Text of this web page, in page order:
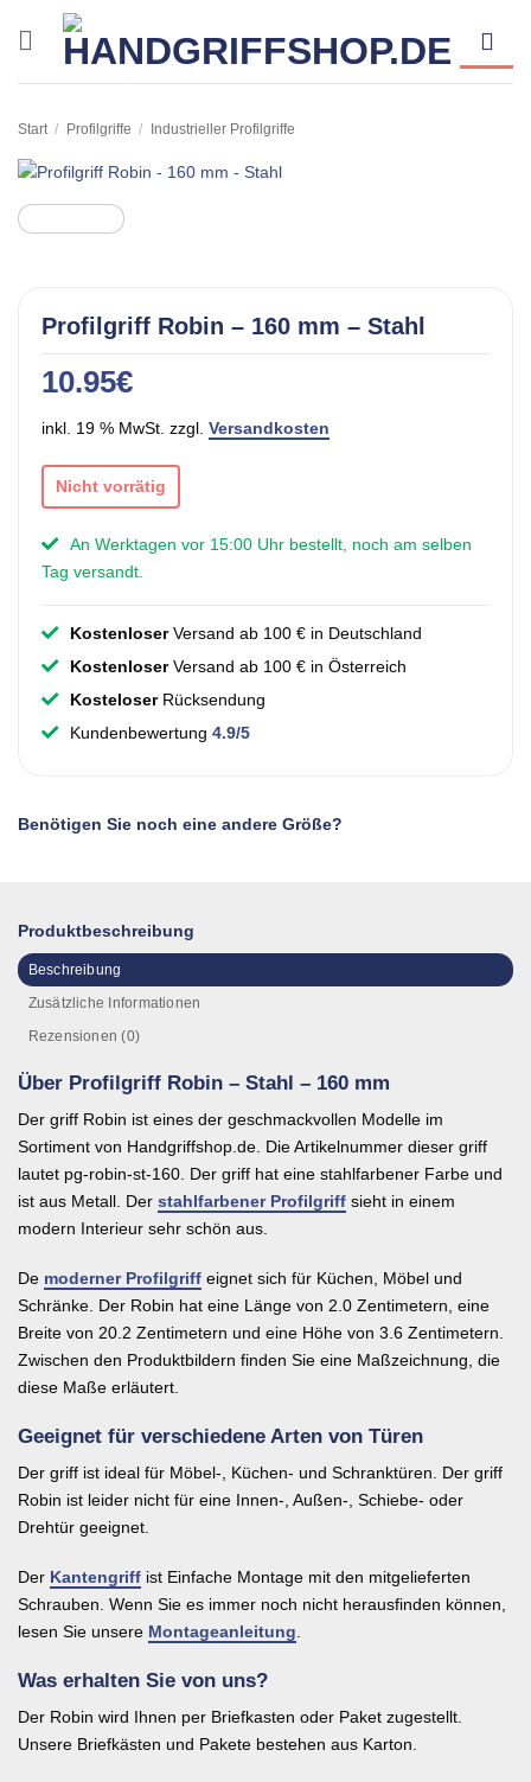
Start / Profilgriffe / Industrieller Profilgriffe
Profilgriff Robin – 160 mm – Stahl
10.95€
inkl. 19 % MwSt. zzgl. Versandkosten
Nicht vorrätig
An Werktagen vor 15:00 Uhr bestellt, noch am selben
Tag versandt.
KostenloserVersand ab 100 € in Deutschland
KostenloserVersand ab 100 € in Österreich
Kosteloser Rücksendung
Kundenbewertung 4.9/5
Benötigen Sie noch eine andere Größe?
Produktbeschreibung
Beschreibung
Zusätzliche Informationen
Rezensionen (0)
Über Profilgriff Robin – Stahl – 160 mm
Der griff Robin ist eines der geschmackvollen Modelle im
Sortiment von Handgriffshop.de. Die Artikelnummer dieser griff
lautet pg-robin-st-160. Der griff hat eine stahlfarbener Farbe und
ist aus Metall. Der stahlfarbener Profilgriff sieht in einem
modern Interieur sehr schön aus.
De moderner Profilgriff eignet sich für Küchen, Möbel und
Schränke. Der Robin hat eine Länge von 2.0 Zentimetern, eine
Breite von 20.2 Zentimetern und eine Höhe von 3.6 Zentimetern.
Zwischen den Produktbildern finden Sie eine Maßzeichnung, die
diese Maße erläutert.
Geeignet für verschiedene Arten von Türen
Der griff ist ideal für Möbel-, Küchen- und Schranktüren. Der griff
Robin ist leider nicht für eine Innen-, Außen-, Schiebe- oder
Drehtür geeignet.
Der Kantengriff ist Einfache Montage mit den mitgelieferten
Schrauben. Wenn Sie es immer noch nicht herausfinden können,
lesen Sie unsere Montageanleitung
Was erhalten Sie von uns?
Der Robin wird Ihnen per Briefkasten oder Paket zugestellt.
Unsere Briefkästen und Pakete bestehen aus Karton.